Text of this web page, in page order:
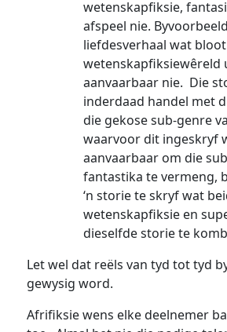
wetenskapfiksie,
afspeel nie.
liefdesverhaal wat bloot
wetenskapfiksiewêreld
aanvaarbaar nie. Die
inderdaad handel met
die gekose sub-genre
waarvoor dit ingeskryf
aanvaarbaar om die
fantastika te vermeng,
‘n storie te skryf wat
wetenskapfiksie en
dieselfde storie te
Let wel dat reëls van tyd tot tyd
gewysig word.
Afrifiksie wens elke deelnemer